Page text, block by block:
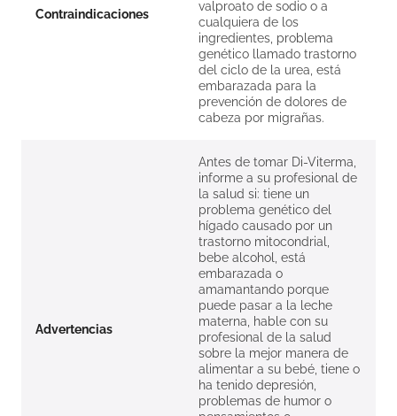
Contraindicaciones
valproato de sodio o a
cualquiera de los
ingredientes, problema
genético llamado trastorno
del ciclo de la urea, está
embarazada para la
prevención de dolores de
cabeza por migrañas.
Advertencias
Antes de tomar Di-Viterma,
informe a su profesional de
la salud si: tiene un
problema genético del
hígado causado por un
trastorno mitocondrial,
bebe alcohol, está
embarazada o
amamantando porque
puede pasar a la leche
materna, hable con su
profesional de la salud
sobre la mejor manera de
alimentar a su bebé, tiene o
ha tenido depresión,
problemas de humor o